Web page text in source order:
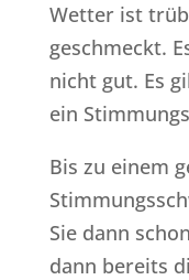
Wetter ist
geschmeckt.
nicht gut. Es
ein
Bis zu einem
Sie dann
dann bereits